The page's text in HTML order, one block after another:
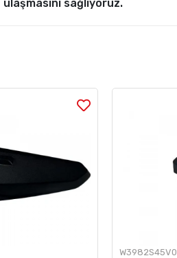
ulaşmasını sağlıyoruz.
W3982S45V0